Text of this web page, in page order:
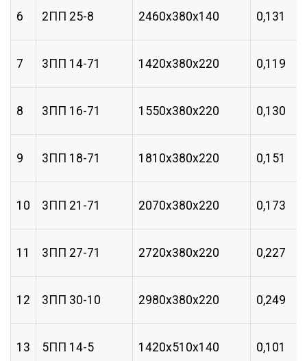
6 2ПП 25-8 2460х380х140 0,131
7 3ПП 14-71 1420х380х220 0,119
8 3ПП 16-71 1550х380х220 0,130
9 3ПП 18-71 1810х380х220 0,151
10 3ПП 21-71 2070х380х220 0,173
11 3ПП 27-71 2720х380х220 0,227
12 3ПП 30-10 2980х380х220 0,249
13 5ПП 14-5 1420х510х140 0,101